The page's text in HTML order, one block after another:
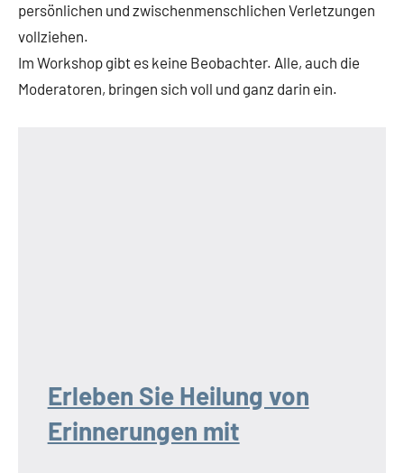
persönlichen und zwischenmenschlichen Verletzungen
vollziehen.
Im Workshop gibt es keine Beobachter. Alle, auch die
Moderatoren, bringen sich voll und ganz darin ein.
Erleben Sie Heilung von
Erinnerungen mit